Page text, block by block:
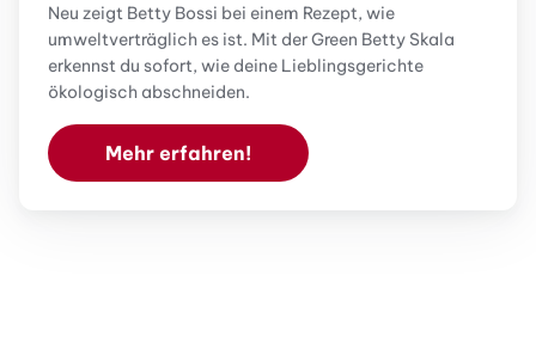
Neu zeigt Betty Bossi bei einem Rezept, wie
umweltverträglich es ist. Mit der Green Betty Skala
erkennst du sofort, wie deine Lieblingsgerichte
ökologisch abschneiden.
Mehr erfahren!